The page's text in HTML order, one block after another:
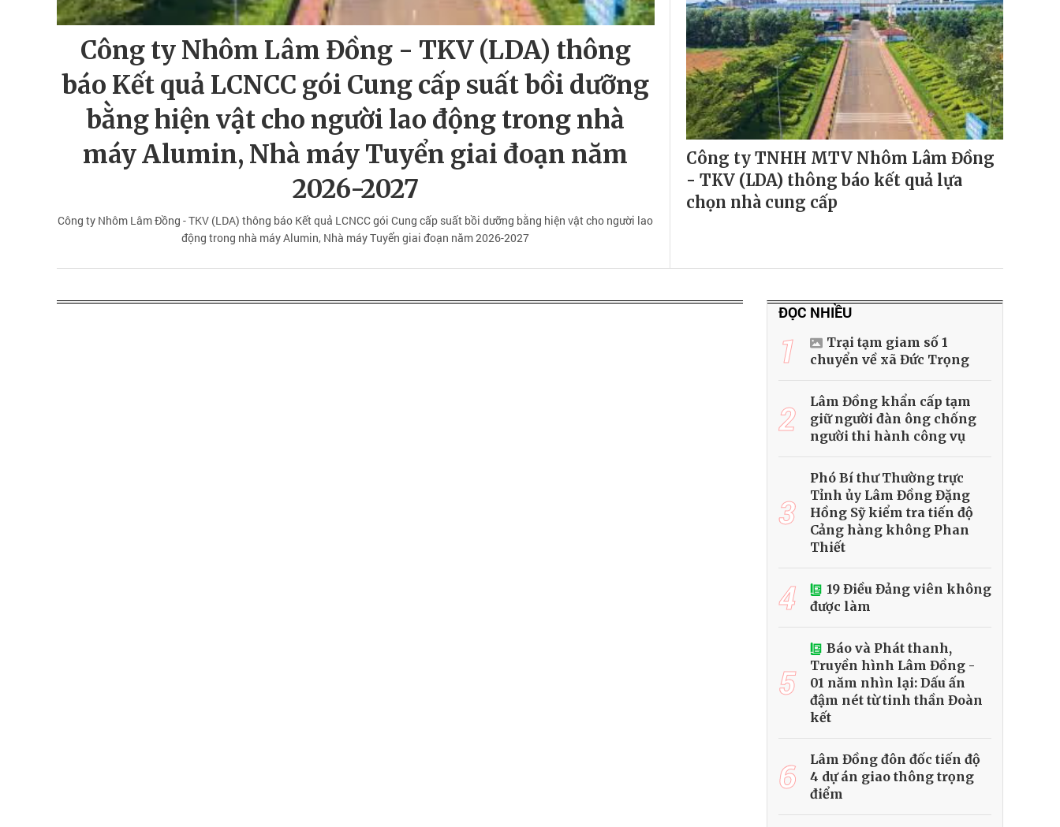
Công ty Nhôm Lâm Đồng - TKV (LDA) thông
báo Kết quả LCNCC gói Cung cấp suất bồi dưỡng
bằng hiện vật cho người lao động trong nhà
máy Alumin, Nhà máy Tuyển giai đoạn năm
2026-2027
Công ty Nhôm Lâm Đồng - TKV (LDA) thông báo Kết quả LCNCC gói Cung cấp suất bồi dưỡng bằng hiện vật cho người lao
động trong nhà máy Alumin, Nhà máy Tuyển giai đoạn năm 2026-2027
Công ty TNHH MTV Nhôm Lâm Đồng
- TKV (LDA) thông báo kết quả lựa
chọn nhà cung cấp
ĐỌC NHIỀU
1
Trại tạm giam số 1
chuyển về xã Đức Trọng
2
Lâm Đồng khẩn cấp tạm
giữ người đàn ông chống
người thi hành công vụ
3
Phó Bí thư Thường trực
Tỉnh ủy Lâm Đồng Đặng
Hồng Sỹ kiểm tra tiến độ
Cảng hàng không Phan
Thiết
4
19 Điều Đảng viên không
được làm
5
Báo và Phát thanh,
Truyền hình Lâm Đồng -
01 năm nhìn lại: Dấu ấn
đậm nét từ tinh thần Đoàn
kết
6
Lâm Đồng đôn đốc tiến độ
4 dự án giao thông trọng
điểm